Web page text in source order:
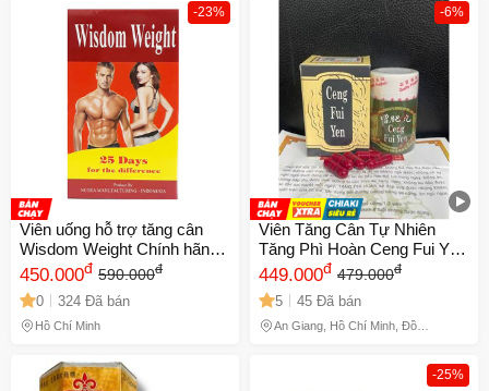
-23%
Viên uống hỗ trợ tăng cân
Wisdom Weight Chính hãng -
Tự nhiên, hiệu quả, an toàn
cho sức khỏe, dễ sử dụng
mọi lứa tuổi
450.000đ 590.000đ
0 324 Đã bán
Hồ Chí Minh
-6%
Viên Tăng Cân Tự Nhiên
Tăng Phì Hoàn Ceng Fui Yen
30 Viên - Hỗ Trợ Tăng Cân,
Khỏe Mạnh, Giấc Ngủ Tốt
hơn
449.000đ 479.000đ
5 45 Đã bán
An Giang, Hồ Chí Minh, Đồng
-25%